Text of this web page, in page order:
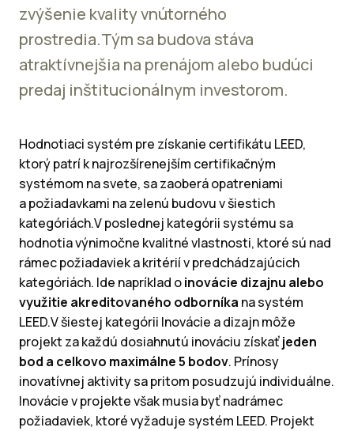
zvýšenie kvality vnútorného
prostredia.Tým sa budova stáva
atraktívnejšia na prenájom alebo budúci
predaj inštitucionálnym investorom.
Hodnotiaci systém pre získanie certifikátu LEED,
ktorý patrí k najrozšírenejším certifikačným
systémom na svete, sa zaoberá opatreniami
a požiadavkami na zelenú budovu v šiestich
kategóriách.V poslednej kategórii systému sa
hodnotia výnimočne kvalitné vlastnosti, ktoré sú nad
rámec požiadaviek a kritérií v predchádzajúcich
kategóriách. Ide napríklad oinovácie dizajnu alebo
využitie akreditovaného odborníka na systém
LEED.V šiestej kategórii Inovácie a dizajn môže
projekt za každú dosiahnutú inováciu získaťjeden
bod a celkovo maximálne 5 bodov. Prínosy
inovatívnej aktivity sa pritom posudzujú individuálne.
Inovácie v projekte však musia byť nadrámec
požiadaviek, ktoré vyžaduje systém LEED. Projekt